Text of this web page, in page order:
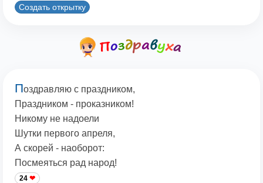
Создать открытку
Поздравляю с праздником,
Праздником - проказником!
Никому не надоели
Шутки первого апреля,
А скорей - наоборот:
Посмеяться рад народ!
24